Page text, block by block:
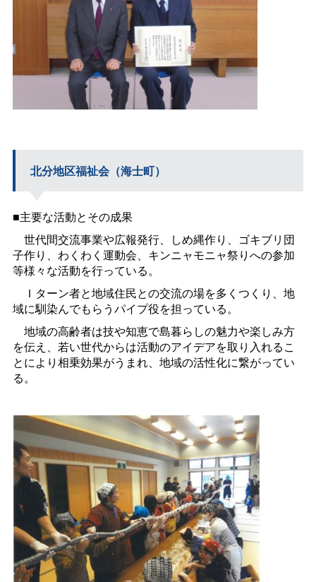
北分地区福祉会（海士町）
■主要な活動とその成果
世代間交流事業や広報発行、しめ縄作り、ゴキブリ団
子作り、わくわく運動会、キンニャモニャ祭りへの参加
等様々な活動を行っている。
Ｉターン者と地域住民との交流の場を多くつくり、地
域に馴染んでもらうパイプ役を担っている。
地域の高齢者は技や知恵で島暮らしの魅力や楽しみ方
を伝え、若い世代からは活動のアイデアを取り入れるこ
とにより相乗効果がうまれ、地域の活性化に繋がってい
る。